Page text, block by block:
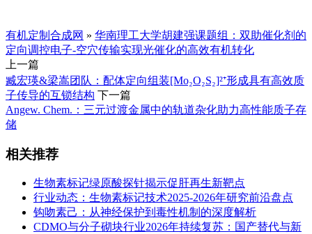
有机定制合成网 » 华南理工大学胡建强课题组：双助催化剂的
定向调控电子-空穴传输实现光催化的高效有机转化
上一篇
臧宏瑛&梁嵩团队：配体定向组装[Mo₂O₂S₂]²⁺形成具有高效质
子传导的互锁结构 下一篇
Angew. Chem.：三元过渡金属中的轨道杂化助力高性能质子存
储
相关推荐
生物素标记绿原酸探针揭示促肝再生新靶点
行业动态：生物素标记技术2025-2026年研究前沿盘点
钩吻素己：从神经保护到毒性机制的深度解析
CDMO与分子砌块行业2026年持续复苏：国产替代与新